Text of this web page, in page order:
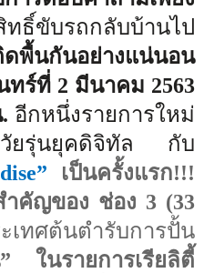
ทธิ์ขับรถกลับบ้านไป
ดพื้นกันอย่างแน่นอน
ร์ที่ 2 มีนาคม 2563
อีกหนึ่งรายการใหม่
ๆวัยรุ่นยุคดิจิทัล กับ
” เป็นครั้งแรก!!!
คัญของ ช่อง 3 (33
เทศต้นตำรับการปั้น
ในรายการเรียลิตี้